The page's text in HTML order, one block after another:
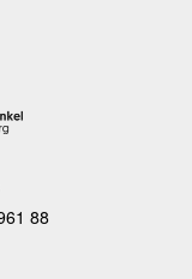
88